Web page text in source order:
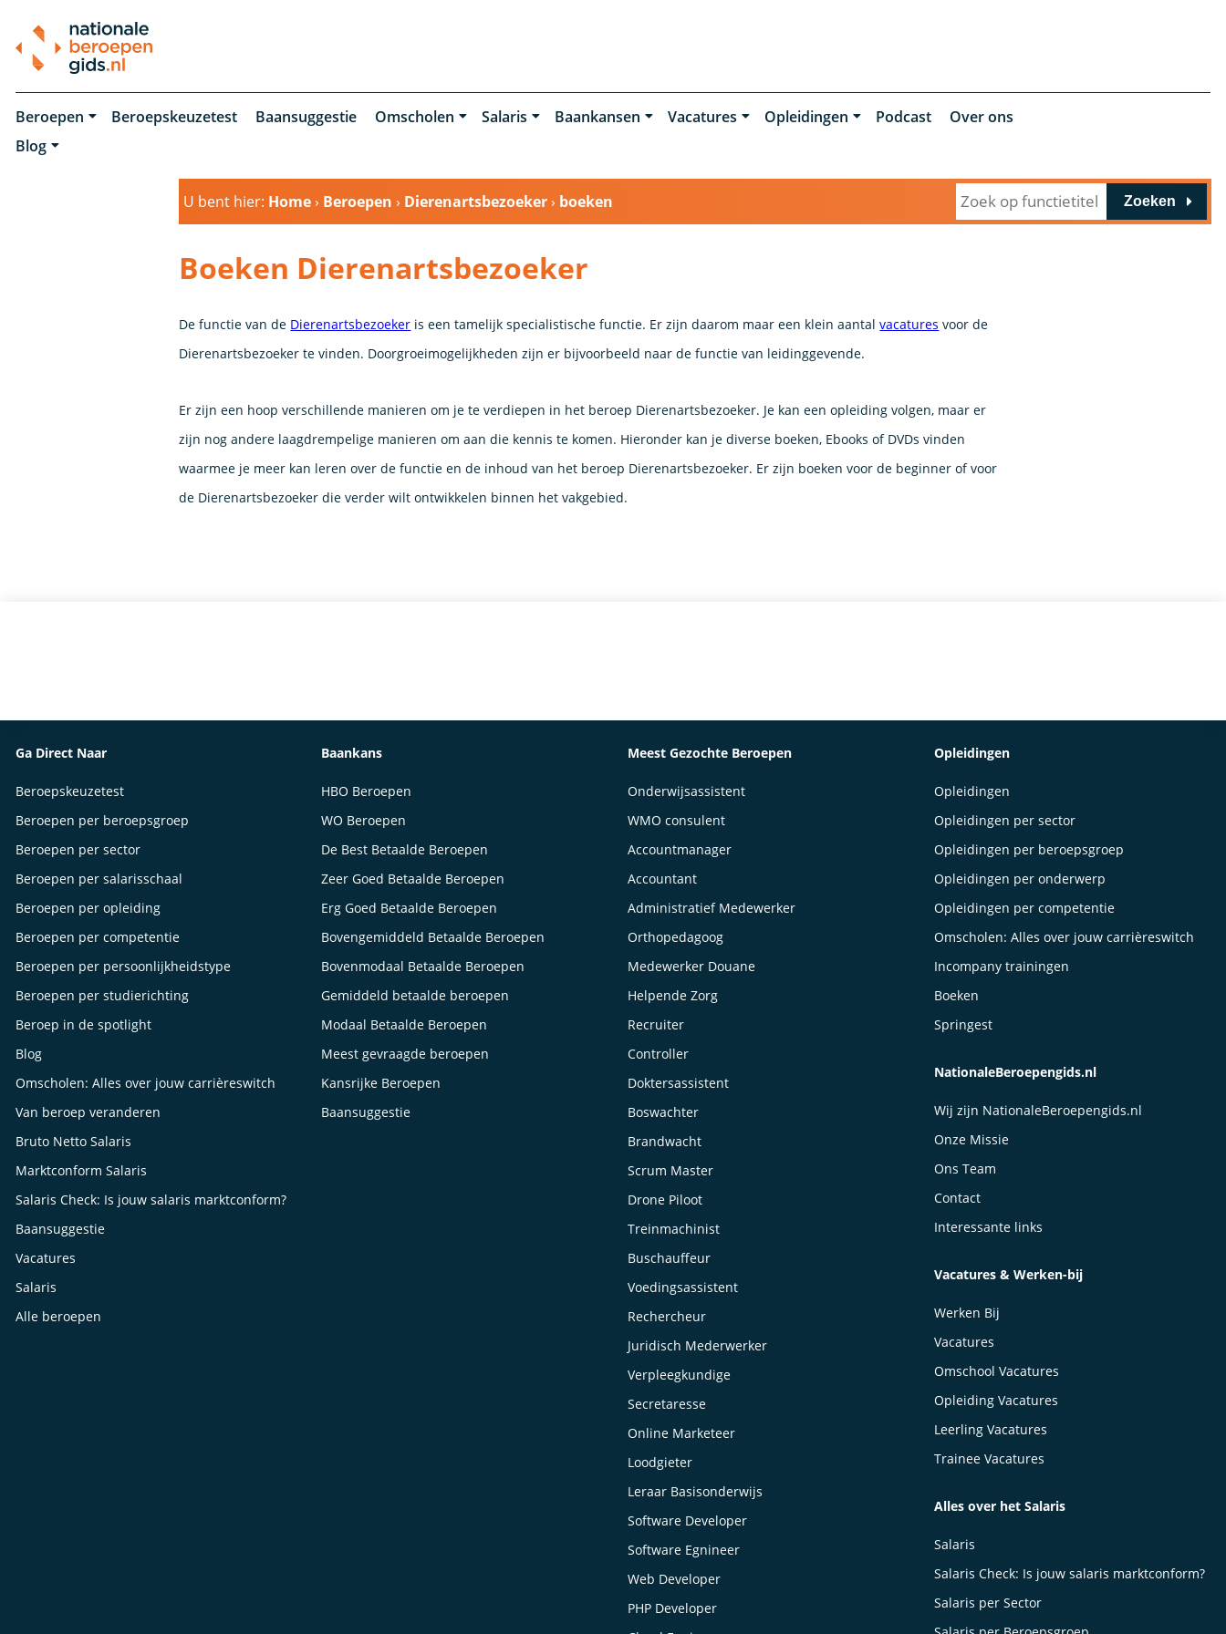
Beroepen Beroepskeuzetest Baansuggestie Omscholen Salaris Baankansen Vacatures Opleidingen Podcast
Over ons
Blog
U bent hier: Home› Beroepen › Dierenartsbezoeker› boeken Zoeken
Boeken Dierenartsbezoeker
De functie van de Dierenartsbezoeker is een tamelijk specialistische functie. Er zijn daarom maar een klein aantalvacatures voor de
Dierenartsbezoeker te vinden. Doorgroeimogelijkheden zijn er bijvoorbeeld naar de functie van leidinggevende.
Er zijn een hoop verschillende manieren om je te verdiepen in het beroep Dierenartsbezoeker. Je kan een opleiding volgen, maar er
zijn nog andere laagdrempelige manieren om aan die kennis te komen. Hieronder kan je diverse boeken, Ebooks of DVDs vinden
waarmee je meer kan leren over de functie en de inhoud van het beroep Dierenartsbezoeker. Er zijn boeken voor de beginner of voor
de Dierenartsbezoeker die verder wilt ontwikkelen binnen het vakgebied.
Ga Direct Naar
Beroepskeuzetest
Beroepen per beroepsgroep
Beroepen per sector
Beroepen per salarisschaal
Beroepen per opleiding
Beroepen per competentie
Beroepen per persoonlijkheidstype
Beroepen per studierichting
Beroep in de spotlight
Blog
Omscholen: Alles over jouw carrièreswitch
Van beroep veranderen
Bruto Netto Salaris
Marktconform Salaris
Salaris Check: Is jouw salaris marktconform?
Baansuggestie
Vacatures
Salaris
Alle beroepen
Baankans
HBO Beroepen
WO Beroepen
De Best Betaalde Beroepen
Zeer Goed Betaalde Beroepen
Erg Goed Betaalde Beroepen
Bovengemiddeld Betaalde Beroepen
Bovenmodaal Betaalde Beroepen
Gemiddeld betaalde beroepen
Modaal Betaalde Beroepen
Meest gevraagde beroepen
Kansrijke Beroepen
Baansuggestie
Meest Gezochte Beroepen
Onderwijsassistent
WMO consulent
Accountmanager
Accountant
Administratief Medewerker
Orthopedagoog
Medewerker Douane
Helpende Zorg
Recruiter
Controller
Doktersassistent
Boswachter
Brandwacht
Scrum Master
Drone Piloot
Treinmachinist
Buschauffeur
Voedingsassistent
Rechercheur
Juridisch Mederwerker
Verpleegkundige
Secretaresse
Online Marketeer
Loodgieter
Leraar Basisonderwijs
Software Developer
Software Egnineer
Web Developer
PHP Developer
Opleidingen
Opleidingen
Opleidingen per sector
Opleidingen per beroepsgroep
Opleidingen per onderwerp
Opleidingen per competentie
Omscholen: Alles over jouw carrièreswitch
Incompany trainingen
Boeken
Springest
NationaleBeroepengids.nl
Wij zijn NationaleBeroepengids.nl
Onze Missie
Ons Team
Contact
Interessante links
Vacatures & Werken-bij
Werken Bij
Vacatures
Omschool Vacatures
Opleiding Vacatures
Leerling Vacatures
Trainee Vacatures
Alles over het Salaris
Salaris
Salaris Check: Is jouw salaris marktconform?
Salaris per Sector